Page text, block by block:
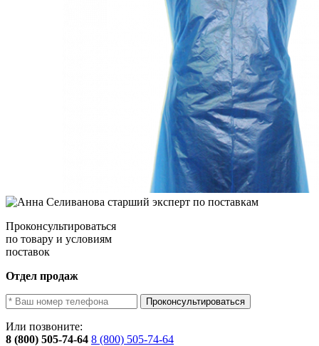
Проконсультироваться
по товару и условиям
поставок
Отдел продаж
Проконсультироваться
Или позвоните:
8 (800) 505-74-64 8 (800) 505-74-64